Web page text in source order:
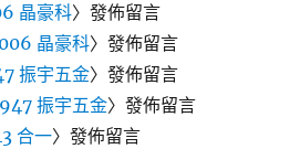
晶豪科〉發佈留言
晶豪科〉發佈留言
振宇五金〉發佈留言
振宇五金〉發佈留言
合一〉發佈留言